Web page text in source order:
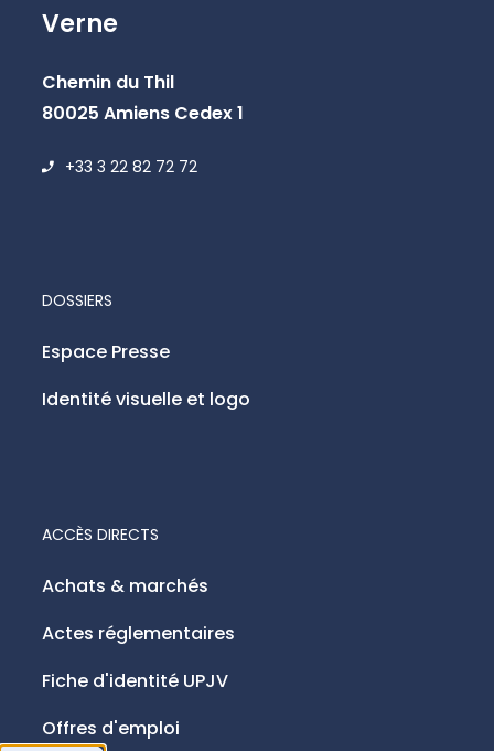
Verne
Chemin du Thil
80025 Amiens Cedex 1
+33 3 22 82 72 72
ACCÈS DIRECTS
Achats & marchés
Actes réglementaires
Fiche d'identité UPJV
Offres d'emploi
DOSSIERS
Espace Presse
Identité visuelle et logo